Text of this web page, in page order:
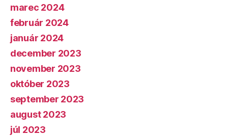
marec 2024
február 2024
január 2024
december 2023
november 2023
október 2023
september 2023
august 2023
júl 2023